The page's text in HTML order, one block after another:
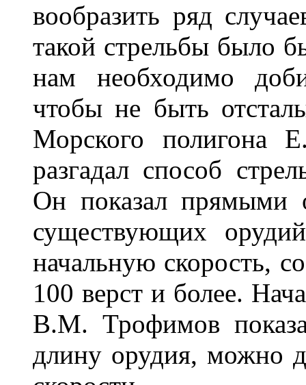
вообразить ряд
такой стрельбы было
нам необходимо
чтобы не быть
Морского полигона
разгадал способ
Он показал прямыми
существующих
начальную скорость,
100 верст и более.
В.М. Трофимов
длину орудия, можно